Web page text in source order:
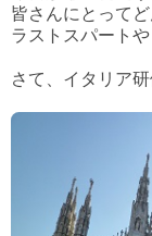
皆さんにとって
ラストスパート
さて、イタリア